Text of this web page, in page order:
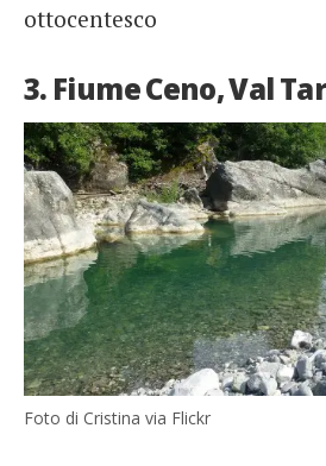
ottocentesco
3. Fiume Ceno, Val
Foto di Cristina via Flickr